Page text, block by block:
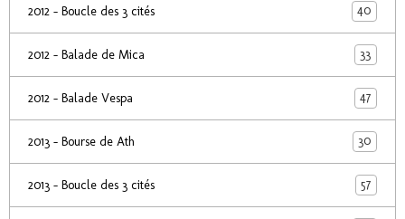
2012 - Boucle des 3 cités 40
2012 - Balade de Mica 33
2012 - Balade Vespa 47
2013 - Bourse de Ath 30
2013 - Boucle des 3 cités 57